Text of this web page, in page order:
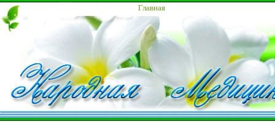
Главная